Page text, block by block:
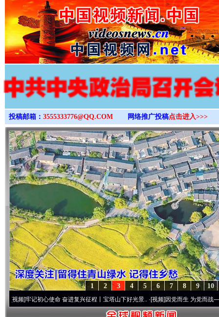
>
投稿邮箱： 3555333776@QQ.COM 网络推广投稿点击进入>>>
10
9
8
7
6
5
4
3
2
1
初心使命 奋进复兴征程丨宝塔山下好光景..·[视频]因党而生 为党而战——百年“纪”